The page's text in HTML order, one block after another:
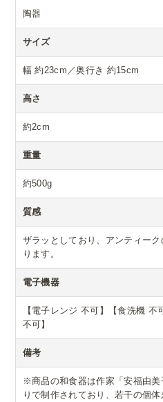
陶器
サイズ
幅 約23cm／奥行き 約15cm
高さ
約2cm
重量
約500g
質感
ザラッとしており、アンティー
ります。
電子機器
【電子レンジ 不可】【食洗機
不可】
備考
※商品の和食器は作家「安福由
りで制作されており、若干の個